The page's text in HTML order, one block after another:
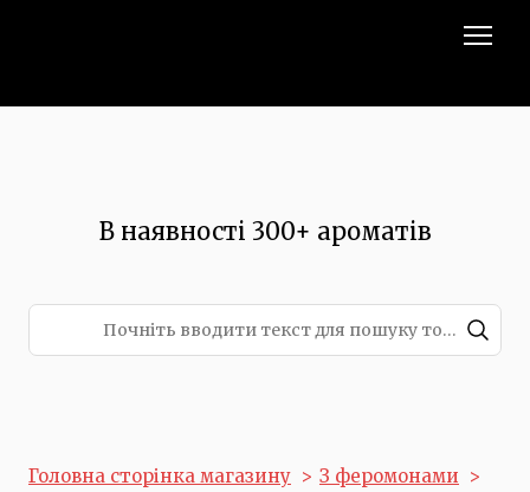
В наявності 300+ ароматів
Головна сторінка магазину
З феромонами